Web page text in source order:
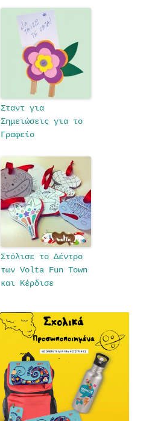
Σταντ για
Σημειώσεις για το
Γραφείο
Στόλισε το Δέντρο
των Volta Fun Town
και Κέρδισε